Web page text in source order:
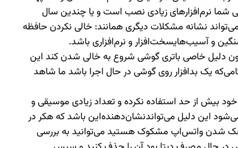
شما نرم‌افزارهای زیادی نصب است و یا چندین سال
نشانه مشکلات دیگری همانند: خالی نکردن حافظه
و آسیب‌هایسخت‌افزار و نرم‌افزاری باشد.
دلیل خاصی باتری گوشی شروع به خالی شدن کند این
یک بدافزار روی گوشی در حال اجرا باشد ما شاهد
بیش از حد استفاده نکرده و تعداد زیادی موسیقی و
این دلیل می‌تواندنشان‌دهنده‌این باشد که هکر در
هک شدن واتس‌اپ مشکوک هستید می‌توانید به بررسی